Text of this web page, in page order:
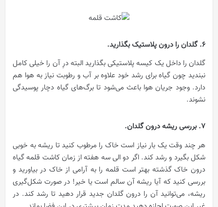
6. گلدان را درون پلاستیک بگذارید.
گلدان را داخل یک کیسه پلاستیکی بگذارید البته درِ آن را خیلی کامل
نبندید چون گیاه برای رشد خود علاوه بر آب و رطوبت نیاز به هوا هم
دارد. وجود جریان هوا باعث می‌شود تا برگ‌های گیاه دچار پوسیدگی
نشوند.
7. بررسی ریشه درون گلدان.
هر چند وقت یک بار نیاز است خاک را مرطوب کنید تا ریشه به خوبی
شکل بگیرد و رشد کند. اگر دو الی سه هفته از زمان کاشت قلمه گیاه
درون خاک گذشته بهتر است قلمه را به آرامی از خاک در بیاورید و
بررسی کنید که آیا ریشه آن سالم است یا خیر! در صورت شکل‌گیری
ریشه، می‌توانید آن را درون گلدان جدید قرار دهید تا رشد کند. در